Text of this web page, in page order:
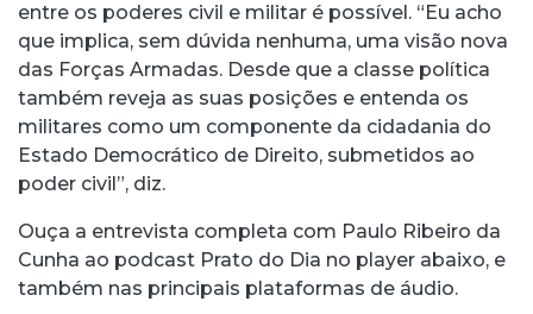
entre os poderes civil e militar é possível. “Eu acho
que implica, sem dúvida nenhuma, uma visão nova
das Forças Armadas. Desde que a classe política
também reveja as suas posições e entenda os
militares como um componente da cidadania do
Estado Democrático de Direito, submetidos ao
poder civil”, diz.
Ouça a entrevista completa com Paulo Ribeiro da
Cunha ao podcast Prato do Dia no player abaixo, e
também nas principais plataformas de áudio.